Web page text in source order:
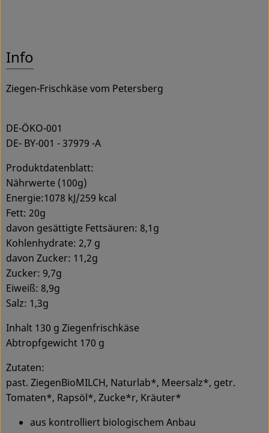
Info
Ziegen-Frischkäse vom Petersberg
DE-ÖKO-001
DE- BY-001 - 37979 -A
Produktdatenblatt:
Nährwerte (100g)
Energie:1078 kJ/259 kcal
Fett: 20g
davon gesättigte Fettsäuren: 8,1g
Kohlenhydrate: 2,7 g
davon Zucker: 11,2g
Zucker: 9,7g
Eiweiß: 8,9g
Salz: 1,3g
Inhalt 130 g Ziegenfrischkäse
Abtropfgewicht 170 g
Zutaten:
past. ZiegenBioMILCH, Naturlab*, Meersalz*, getr.
Tomaten*, Rapsöl*, Zucke*r, Kräuter*
aus kontrolliert biologischem Anbau